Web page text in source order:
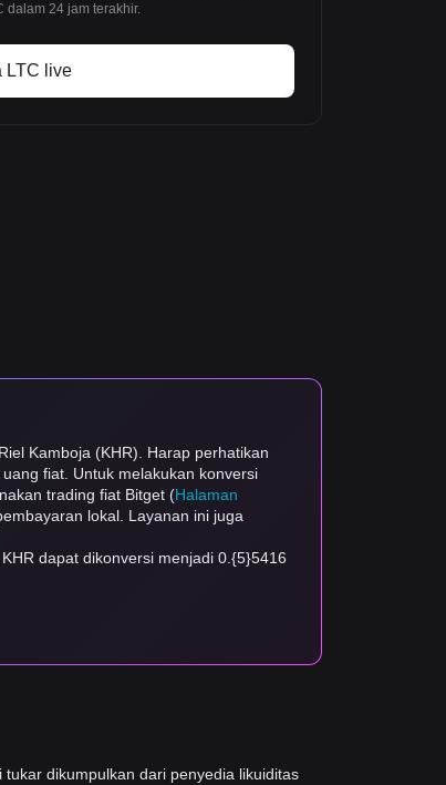
dalam 24 jam terakhir.
LTC live
Kamboja (KHR). Harap perhatikan
fiat. Untuk melakukan konversi
trading fiat Bitget (Halaman
lokal. Layanan ini juga
dapat dikonversi menjadi 0.{5}5416
dikumpulkan dari penyedia likuiditas